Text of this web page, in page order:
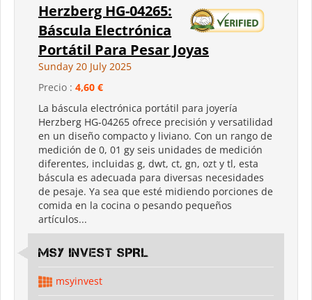
Herzberg HG-04265:
Báscula Electrónica
Portátil Para Pesar Joyas
Sunday 20 July 2025
Precio : 4,60 €
La báscula electrónica portátil para joyería
Herzberg HG-04265 ofrece precisión y versatilidad
en un diseño compacto y liviano. Con un rango de
medición de 0, 01 gy seis unidades de medición
diferentes, incluidas g, dwt, ct, gn, ozt y tl, esta
báscula es adecuada para diversas necesidades
de pesaje. Ya sea que esté midiendo porciones de
comida en la cocina o pesando pequeños
artículos...
MSY INVEST SPRL
msyinvest